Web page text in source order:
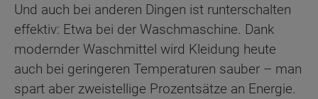
Und auch bei anderen Dingen ist runterschalten
effektiv: Etwa bei der Waschmaschine. Dank
modernder Waschmittel wird Kleidung heute
auch bei geringeren Temperaturen sauber – man
spart aber zweistellige Prozentsätze an Energie.